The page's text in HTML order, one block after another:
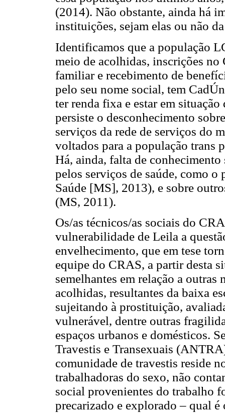
(2014). Não obstante, ainda há
instituições, sejam elas ou não
Identificamos que a população
meio de acolhidas, inscrições
familiar e recebimento de
pelo seu nome social, tem
ter renda fixa e estar em
persiste o desconhecimento
serviços da rede de serviços do
voltados para a população trans
Há, ainda, falta de
pelos serviços de saúde, como
Saúde [MS], 2013), e sobre
(MS, 2011).
Os/as técnicos/as sociais do
vulnerabilidade de Leila a
envelhecimento, que em tese
equipe do CRAS, a partir desta
semelhantes em relação a
acolhidas, resultantes da baixa
sujeitando à prostituição,
vulnerável, dentre outras
espaços urbanos e domésticos.
Travestis e Transexuais
comunidade de travestis reside
trabalhadoras do sexo, não
social provenientes do trabalho
precarizado e explorado – qual é